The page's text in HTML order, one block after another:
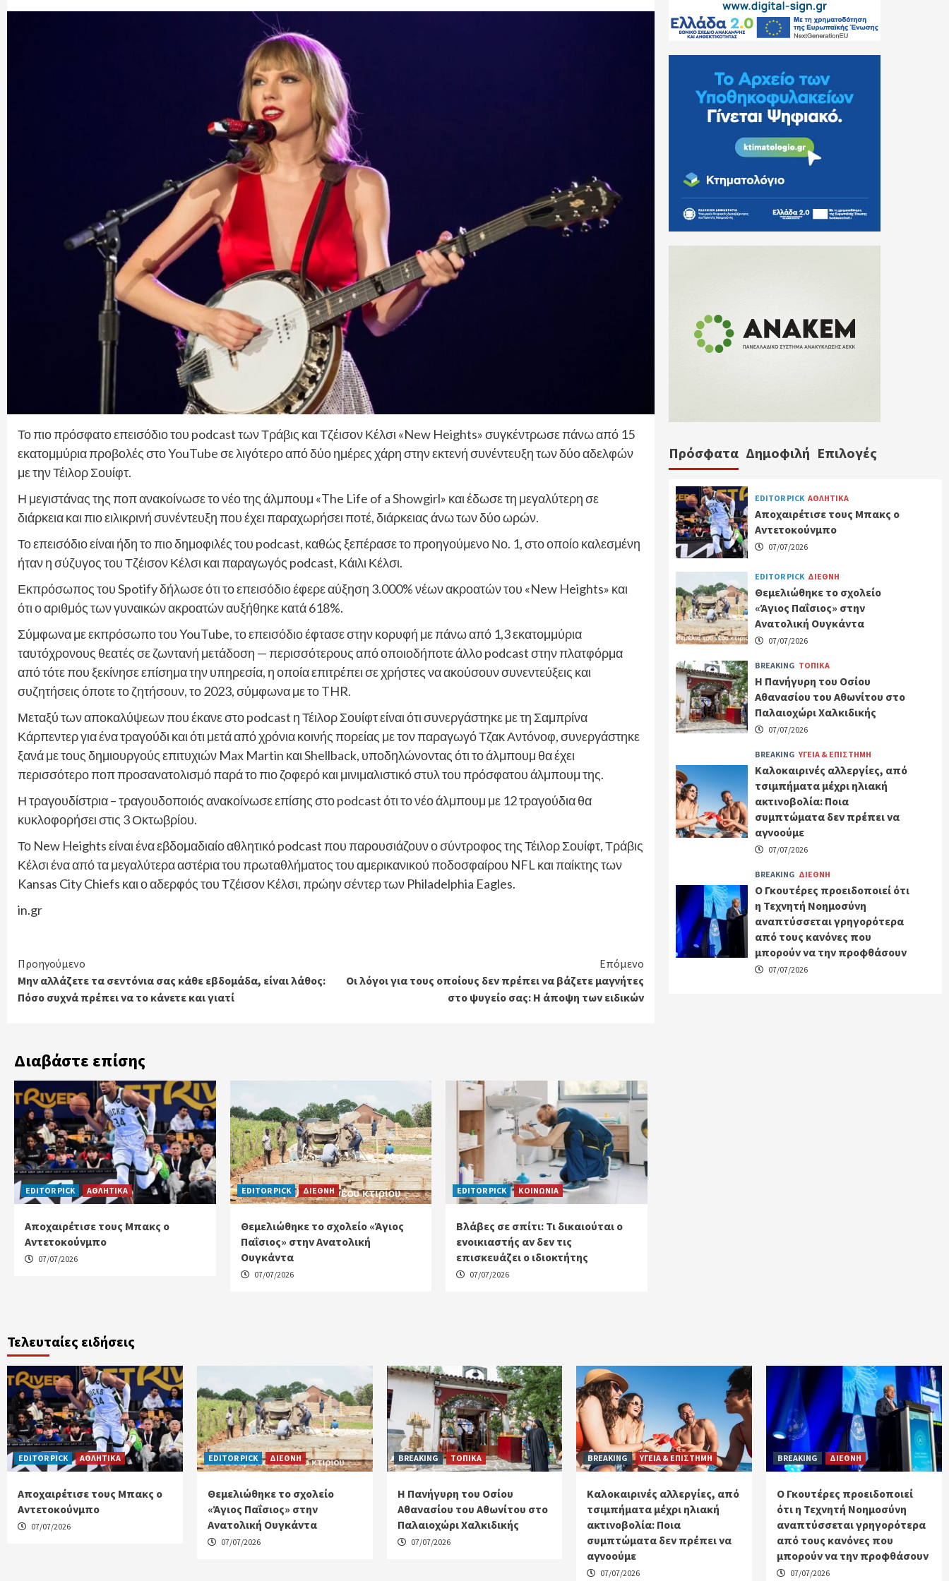
Το πιο πρόσφατο επεισόδιο του podcast των Τράβις και Τζέισον Κέλσι «New Heights» συγκέντρωσε πάνω από 15
εκατομμύρια προβολές στο YouTube σε λιγότερο από δύο ημέρες χάρη στην εκτενή συνέντευξη των δύο αδελφών
με την Τέιλορ Σουίφτ.
Η μεγιστάνας της ποπ ανακοίνωσε το νέο της άλμπουμ «The Life of a Showgirl» και έδωσε τη μεγαλύτερη σε
διάρκεια και πιο ειλικρινή συνέντευξη που έχει παραχωρήσει ποτέ, διάρκειας άνω των δύο ωρών.
Το επεισόδιο είναι ήδη το πιο δημοφιλές του podcast, καθώς ξεπέρασε το προηγούμενο Νο. 1, στο οποίο καλεσμένη
ήταν η σύζυγος του Τζέισον Κέλσι και παραγωγός podcast, Κάιλι Κέλσι.
Εκπρόσωπος του Spotify δήλωσε ότι το επεισόδιο έφερε αύξηση 3.000% νέων ακροατών του «New Heights» και
ότι ο αριθμός των γυναικών ακροατών αυξήθηκε κατά 618%.
Σύμφωνα με εκπρόσωπο του YouTube, το επεισόδιο έφτασε στην κορυφή με πάνω από 1,3 εκατομμύρια
ταυτόχρονους θεατές σε ζωντανή μετάδοση — περισσότερους από οποιοδήποτε άλλο podcast στην πλατφόρμα
από τότε που ξεκίνησε επίσημα την υπηρεσία, η οποία επιτρέπει σε χρήστες να ακούσουν συνεντεύξεις και
συζητήσεις όποτε το ζητήσουν, το 2023, σύμφωνα με το THR.
Μεταξύ των αποκαλύψεων που έκανε στο podcast η Τέιλορ Σουίφτ είναι ότι συνεργάστηκε με τη Σαμπρίνα
Κάρπεντερ για ένα τραγούδι και ότι μετά από χρόνια κοινής πορείας με τον παραγωγό Τζακ Αντόνοφ, συνεργάστηκε
ξανά με τους δημιουργούς επιτυχιών Max Martin και Shellback, υποδηλώνοντας ότι το άλμπουμ θα έχει
περισσότερο ποπ προσανατολισμό παρά το πιο ζοφερό και μινιμαλιστικό στυλ του πρόσφατου άλμπουμ της.
Η τραγουδίστρια – τραγουδοποιός ανακοίνωσε επίσης στο podcast ότι το νέο άλμπουμ με 12 τραγούδια θα
κυκλοφορήσει στις 3 Οκτωβρίου.
Το New Heights είναι ένα εβδομαδιαίο αθλητικό podcast που παρουσιάζουν ο σύντροφος της Τέιλορ Σουίφτ, Τράβις
Κέλσι ένα από τα μεγαλύτερα αστέρια του πρωταθλήματος του αμερικανικού ποδοσφαίρου NFL και παίκτης των
Kansas City Chiefs και ο αδερφός του Τζέισον Κέλσι, πρώην σέντερ των Philadelphia Eagles.
in.gr
Continue
Reading
Προηγούμενο
Μην αλλάζετε τα σεντόνια σας κάθε εβδομάδα, είναι λάθος:
Πόσο συχνά πρέπει να το κάνετε και γιατί
Επόμενο
Οι λόγοι για τους οποίους δεν πρέπει να βάζετε μαγνήτες
στο ψυγείο σας: Η άποψη των ειδικών
Διαβάστε επίσης
EDITOR PICK ΑΘΛΗΤΙΚΑ
Αποχαιρέτισε τους Μπακς ο
Αντετοκούνμπο
07/07/2026
EDITOR PICK ΔΙΕΘΝΗ
Θεμελιώθηκε το σχολείο «Άγιος
Παΐσιος» στην Ανατολική
Ουγκάντα
07/07/2026
EDITOR PICK ΚΟΙΝΩΝΙΑ
Βλάβες σε σπίτι: Τι δικαιούται ο
ενοικιαστής αν δεν τις
επισκευάζει ο ιδιοκτήτης
07/07/2026
Πρόσφατα Δημοφιλή Επιλογές
EDITOR PICK ΑΘΛΗΤΙΚΑ
Αποχαιρέτισε τους Μπακς ο
Αντετοκούνμπο
07/07/2026
EDITOR PICK ΔΙΕΘΝΗ
Θεμελιώθηκε το σχολείο
«Άγιος Παΐσιος» στην
Ανατολική Ουγκάντα
07/07/2026
BREAKING ΤΟΠΙΚΑ
Η Πανήγυρη του Οσίου
Αθανασίου του Αθωνίτου στο
Παλαιοχώρι Χαλκιδικής
07/07/2026
BREAKING ΥΓΕΙΑ & ΕΠΙΣΤΗΜΗ
Καλοκαιρινές αλλεργίες, από
τσιμπήματα μέχρι ηλιακή
ακτινοβολία: Ποια
συμπτώματα δεν πρέπει να
αγνοούμε
07/07/2026
BREAKING ΔΙΕΘΝΗ
Ο Γκουτέρες προειδοποιεί ότι
η Τεχνητή Νοημοσύνη
αναπτύσσεται γρηγορότερα
από τους κανόνες που
μπορούν να την προφθάσουν
07/07/2026
Τελευταίες ειδήσεις
EDITOR PICK ΑΘΛΗΤΙΚΑ
Αποχαιρέτισε τους Μπακς ο
Αντετοκούνμπο
07/07/2026
EDITOR PICK ΔΙΕΘΝΗ
Θεμελιώθηκε το σχολείο
«Άγιος Παΐσιος» στην
Ανατολική Ουγκάντα
07/07/2026
BREAKING ΤΟΠΙΚΑ
Η Πανήγυρη του Οσίου
Αθανασίου του Αθωνίτου στο
Παλαιοχώρι Χαλκιδικής
07/07/2026
BREAKING ΥΓΕΙΑ & ΕΠΙΣΤΗΜΗ
Καλοκαιρινές αλλεργίες, από
τσιμπήματα μέχρι ηλιακή
ακτινοβολία: Ποια
συμπτώματα δεν πρέπει να
αγνοούμε
07/07/2026
BREAKING ΔΙΕΘΝΗ
Ο Γκουτέρες προειδοποιεί
ότι η Τεχνητή Νοημοσύνη
αναπτύσσεται γρηγορότερα
από τους κανόνες που
μπορούν να την προφθάσουν
07/07/2026